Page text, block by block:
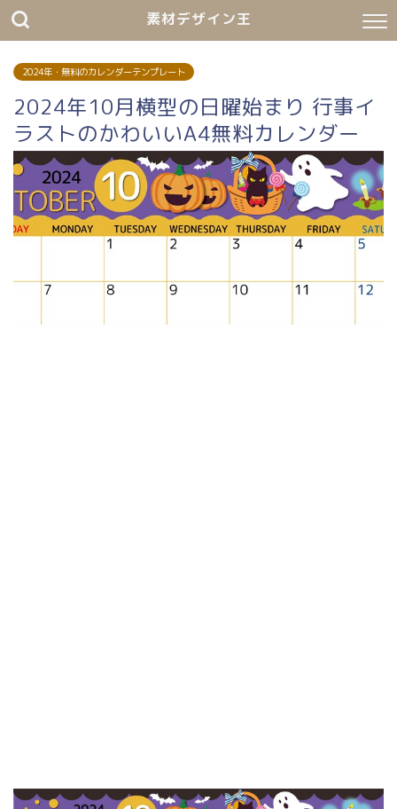
素材デザイン王
2024年・無料のカレンダーテンプレート
2024年10月横型の日曜始まり 行事イ
ラストのかわいいA4無料カレンダー